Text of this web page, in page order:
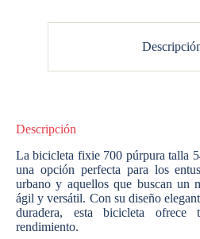
Descripción
La bicicleta fixie 700 púrpura talla
una opción perfecta para los
urbano y aquellos que buscan un
ágil y versátil. Con su diseño
duradera, esta bicicleta ofrece
rendimiento.